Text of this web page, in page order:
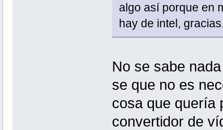
algo así porque en
hay de intel,
No se sabe
se que no es
cosa que quería
convertidor de